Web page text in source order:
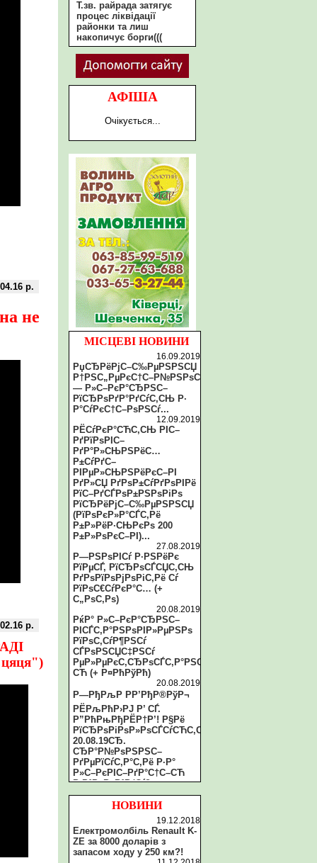
Т.зв. райрада затягує
процес ліквідації
районки та лиш
накопичує борги(((
АФІША
Очікується...
МІСЦЕВІ НОВИНИ
16.09.2019
РџСЂРёРјС–С‰РµРЅРЅСЏ
Р†РЅС„РµРєС†С–Р№РЅРѕС
— Р»С–РєР°СЂРЅС–
РїСЂРѕРґР°РґСѓС‚СЊ Р·
Р°СѓРєС†С–РѕРЅСѓ...
12.09.2019
РЁСѓРєР°СЋС‚СЊ РІС–
РґРїРѕРІС–
РґР°Р»СЊРЅРёС…
Р±СѓРґС–
РІРµР»СЊРЅРёРєС–РІ
РґР»СЏ РґРѕР±СѓРґРѕРІРё
РїС–РґСЃРѕР±РЅРѕРіРѕ
РїСЂРёРјС–С‰РµРЅРЅСЏ
(РїРѕРєР»Р°СЃС‚Рё
Р±Р»РёР·СЊРєРѕ 200
Р±Р»РѕРєС–РІ)...
27.08.2019
Р—РЅРѕРІСѓ Р·РЅРёРє
РїРµСЃ, РїСЂРѕСЃСЏС‚СЊ
РґРѕРїРѕРјРѕРіС‚Рё Сѓ
РїРѕС€СѓРєР°С… (+
С„РѕС‚Рѕ)
20.08.2019
РќР° Р»С–РєР°СЂРЅС–
РІСЃС‚Р°РЅРѕРІР»РµРЅРѕ
РїРѕС‚СѓР¶РЅСѓ
СЃРѕРЅСЏС‡РЅСѓ
РµР»РµРєС‚СЂРѕСЃС‚Р°РЅС†С–
СЋ (+ Р¤РћРўРћ)
20.08.2019
Р—РђРљР РР’РђР®РўР¬
РЁРљРћР›РЈ Р’ СЃ.
Р”РћРњРђРЁР†Р’! Р§Рё
РїСЂРѕРіРѕР»РѕСЃСѓСЋС‚СЊ
20.08.19СЂ.
СЂР°Р№РѕРЅРЅС–
РґРµРїСѓС‚Р°С‚Рё Р·Р°
Р»С–РєРІС–РґР°С†С–СЋ
Р·Р°РєР»Р°РґСѓ?
20.08.2019
Рў.Р·РІ. СЂР°Р№СЂР°РґР°
РїСЂРѕС†РµСЃ Р»С–РєРІС–
РґР°С†С–С—
СЂР°Р№РѕРЅРєРё С‚Р°
Р»РёС€
НОВИНИ
19.12.2018
Електромолбіль Renault K-
ZE за 8000 доларів з
запасом ходу у 250 км?!
р.
не
р.